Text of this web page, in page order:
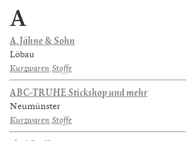
A
A. Jähne & Sohn
Löbau
Kurzwaren,Stoffe
ABC-TRUHE Stickshop und mehr
Neumünster
Kurzwaren,Stoffe